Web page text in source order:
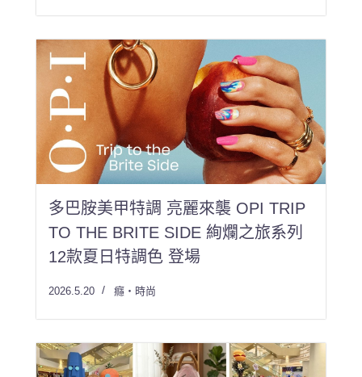
多巴胺美甲特調 亮麗來襲 OPI TRIP
TO THE BRITE SIDE 絢爛之旅系列
12款夏日特調色 登場
2026.5.20 癮・時尚